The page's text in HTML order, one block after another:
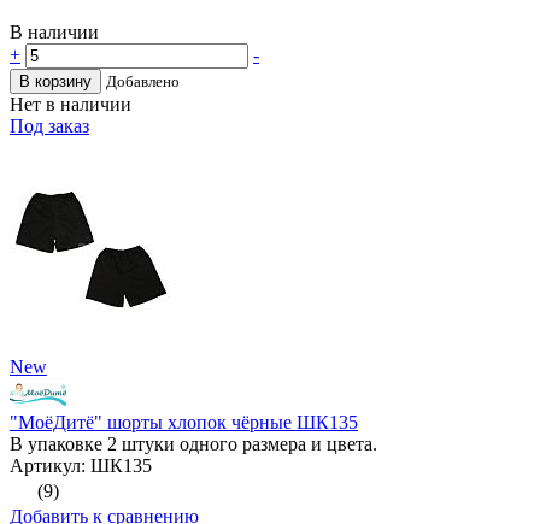
В наличии
+
-
В корзину Добавлено
Нет в наличии
Под заказ
New
"МоёДитё" шорты хлопок чёрные ШК135
В упаковке 2 штуки одного размера и цвета.
Артикул: ШК135
(9)
Добавить к сравнению